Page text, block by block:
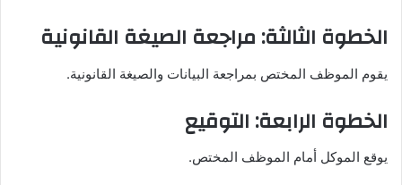
الخطوة الثالثة: مراجعة الصيغة القانونية
يقوم الموظف المختص بمراجعة البيانات والصيغة القانونية.
الخطوة الرابعة: التوقيع
يوقع الموكل أمام الموظف المختص.